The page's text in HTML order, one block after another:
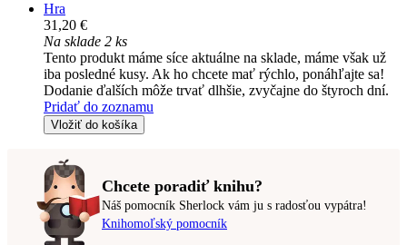
Hra
31,20 €
Na sklade 2 ks
Tento produkt máme síce aktuálne na sklade, máme však už
iba posledné kusy. Ak ho chcete mať rýchlo, ponáhľajte sa!
Dodanie ďalších môže trvať dlhšie, zvyčajne do štyroch dní.
Pridať do zoznamu
Vložiť do košíka
Chcete poradiť knihu?
Náš pomocník Sherlock vám ju s radosťou vypátra!
Knihomoľský pomocník